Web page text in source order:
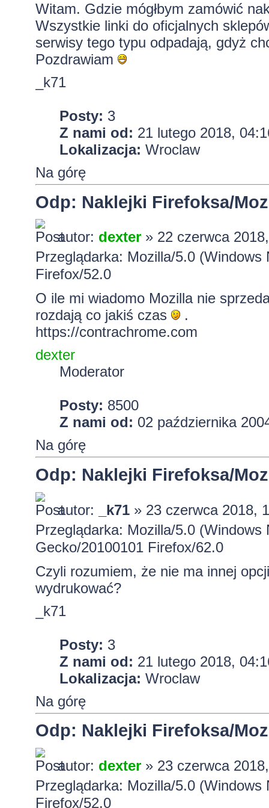
Witam. Gdzie mógłbym zamówić
Wszystkie linki do oficjalnych
serwisy tego typu odpadają, gdyż
Pozdrawiam
_k71
Posty: 3
Z nami od: 21 lutego 2018,
Lokalizacja: Wroclaw
Na górę
Odp: Naklejki Firefoksa/
autor: dexter» 22 czerwca
Przeglądarka: Mozilla/5.0
Firefox/52.0
O ile mi wiadomo Mozilla nie
rozdają co jakiś czas
.
https://contrachrome.com
dexter
Moderator
Posty: 8500
Z nami od: 02 października
Na górę
Odp: Naklejki Firefoksa/
autor: _k71» 23 czerwca 2018,
Przeglądarka: Mozilla/5.0
Gecko/20100101 Firefox/62.0
Czyli rozumiem, że nie ma innej
wydrukować?
_k71
Posty: 3
Z nami od: 21 lutego 2018,
Lokalizacja: Wroclaw
Na górę
Odp: Naklejki Firefoksa/
autor: dexter» 23 czerwca
Przeglądarka: Mozilla/5.0
Firefox/52.0